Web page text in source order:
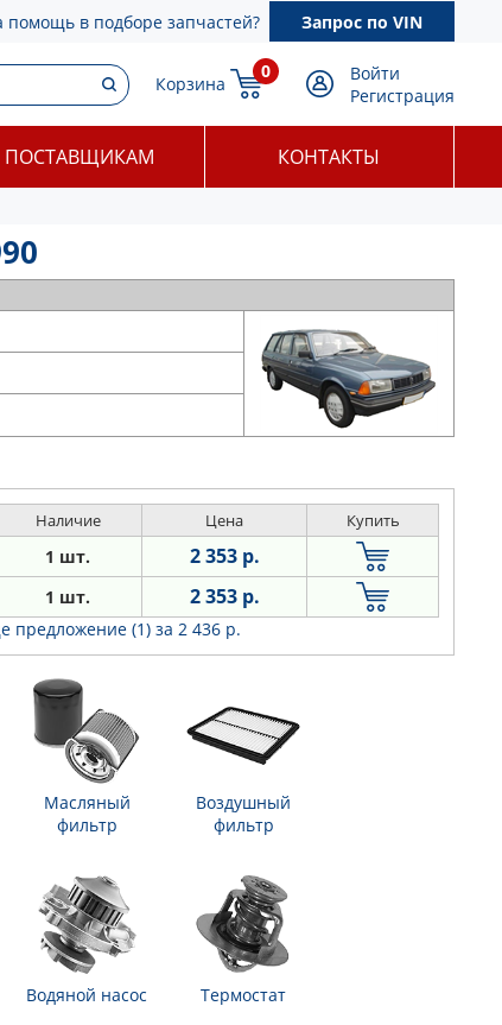
помощь в подборе запчастей? Запрос по VIN
Корзина
0
Войти
Регистрация
ПОСТАВЩИКАМ КОНТАКТЫ
Наличие Цена Купить
1 шт. 2 353 р.
1 шт. 2 353 р.
предложение (1) за 2 436 р.
Масляный
фильтр
Воздушный
фильтр
Водяной насос Термостат